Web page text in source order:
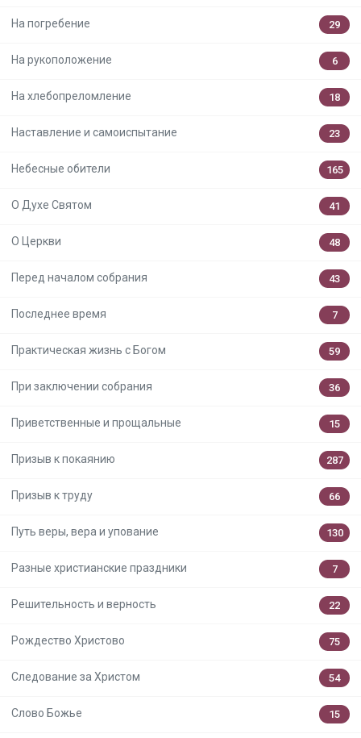
На погребение 29
На рукоположение 6
На хлебопреломление 18
Наставление и самоиспытание 23
Небесные обители 165
О Духе Святом 41
О Церкви 48
Перед началом собрания 43
Последнее время 7
Практическая жизнь с Богом 59
При заключении собрания 36
Приветственные и прощальные 15
Призыв к покаянию 287
Призыв к труду 66
Путь веры, вера и упование 130
Разные христианские праздники 7
Решительность и верность 22
Рождество Христово 75
Следование за Христом 54
Слово Божье 15